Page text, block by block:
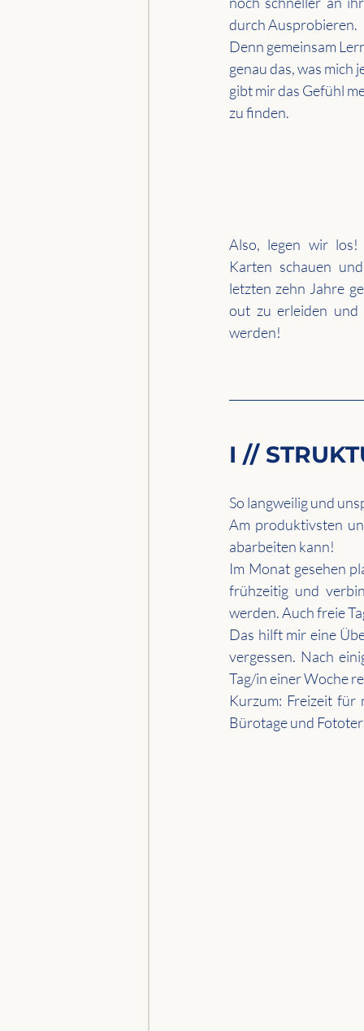
durch Ausprobieren.
Denn gemeinsam
genau das, was mich
gibt mir das Gefühl
zu finden.
Also, legen wir
Karten schauen
letzten zehn Jahre
out zu erleiden und
werden!
I //
So langweilig und
Am produktivsten
abarbeiten kann!
Im Monat gesehen
frühzeitig und
werden. Auch freie
Das hilft mir eine
vergessen. Nach
Tag/in einer Woche
Kurzum: Freizeit für
Bürotage und